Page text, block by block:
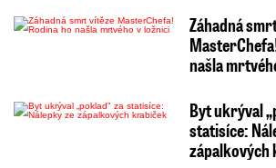
Záhadná
našla
Byt ukrýval
statisíce:
zápalkových